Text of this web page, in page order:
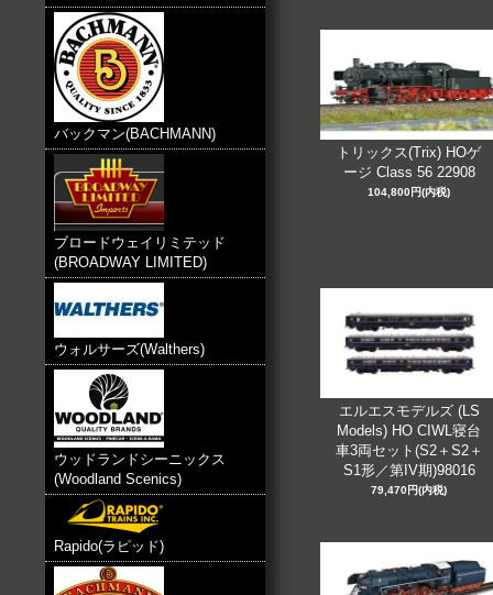
バックマン(BACHMANN)
ブロードウェイリミテッド
(BROADWAY LIMITED)
ウォルサーズ(Walthers)
ウッドランドシーニックス
(Woodland Scenics)
Rapido(ラピッド)
トリックス(Trix) HOゲ
ージ Class 56 22908
104,800円(内税)
エルエスモデルズ (LS
Models) HO CIWL寝台
車3両セット(S2＋S2＋
S1形／第IV期)98016
79,470円(内税)